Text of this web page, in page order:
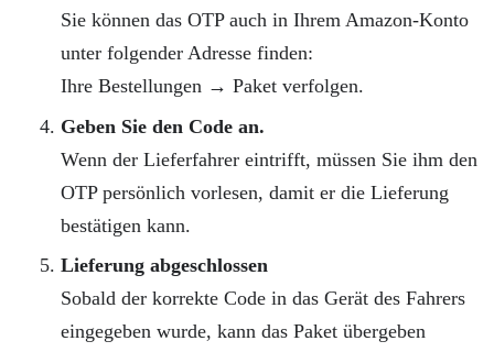
Sie können das OTP auch in Ihrem Amazon-Konto
unter folgender Adresse finden:
Ihre Bestellungen → Paket verfolgen.
Geben Sie den Code an.
Wenn der Lieferfahrer eintrifft, müssen Sie ihm den
OTP persönlich vorlesen, damit er die Lieferung
bestätigen kann.
Lieferung abgeschlossen
Sobald der korrekte Code in das Gerät des Fahrers
eingegeben wurde, kann das Paket übergeben